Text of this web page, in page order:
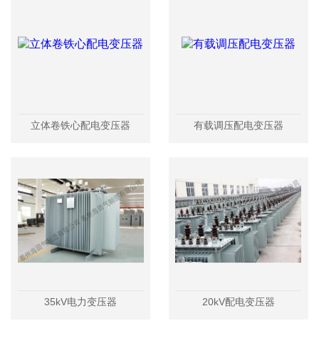
立体卷铁心配电变压器 有载调压配电变压器
35kV电力变压器 20kV配电变压器